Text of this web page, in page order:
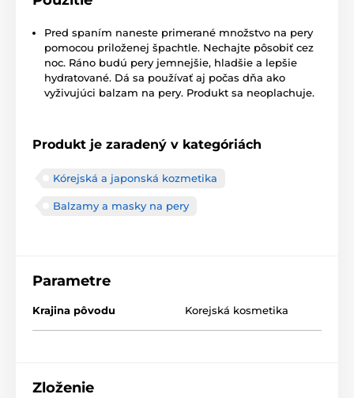
Pred spaním naneste primerané množstvo na pery
pomocou priloženej špachtle. Nechajte pôsobiť cez
noc. Ráno budú pery jemnejšie, hladšie a lepšie
hydratované. Dá sa používať aj počas dňa ako
vyživujúci balzam na pery. Produkt sa neoplachuje.
Produkt je zaradený v kategóriách
Kórejská a japonská kozmetika
Balzamy a masky na pery
Parametre
Krajina pôvodu Korejská kosmetika
Zloženie